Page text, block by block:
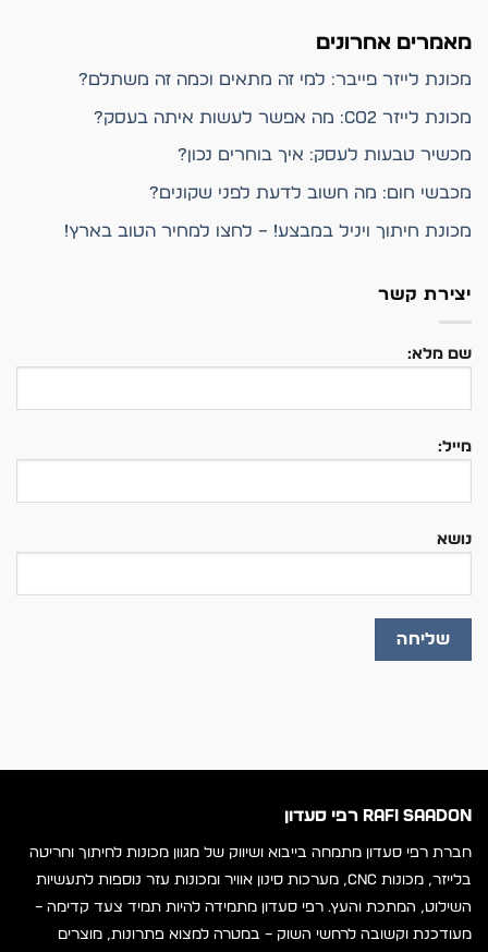
מאמרים אחרונים
מכונת לייזר פייבר: למי זה מתאים וכמה זה משתלם?
מכונת לייזר CO2: מה אפשר לעשות איתה בעסק?
מכשיר טבעות לעסק: איך בוחרים נכון?
מכבשי חום: מה חשוב לדעת לפני שקונים?
מכונת חיתוך ויניל במבצע! – לחצו למחיר הטוב בארץ!
יצירת קשר
שם מלא:
מייל:
נושא
RAFI SAADON רפי סעדון
חברת רפי סעדון מתמחה בייבוא ושיווק של מגוון מכונות לחיתוך וחריטה
בלייזר, מכונות CNC, מערכות סינון אוויר ומכונות עזר נוספות לתעשיות
השילוט, המתכת והעץ. רפי סעדון מתמידה להיות תמיד צעד קדימה –
מעודכנת וקשובה לרחשי השוק – במטרה למצוא פתרונות, מוצרים